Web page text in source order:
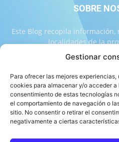
Gestionar
Para ofrecer las mejores
cookies para almacenar y/o acceder
consentimiento de estas tecnologías
el comportamiento de navegación o
sitio. No consentir o retirar el
negativamente a ciertas
SOBRE
Este Blog recopila información,
localidades de la
Contáctanos: